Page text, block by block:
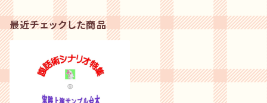
最近チェックした商品